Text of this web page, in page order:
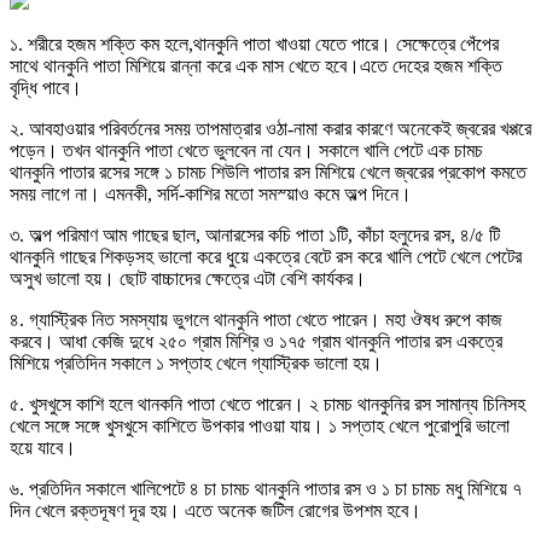
১. শরীরে হজম শক্তি কম হলে,থানকুনি পাতা খাওয়া যেতে পারে। সেক্ষেত্রে পেঁপের
সাথে থানকুনি পাতা মিশিয়ে রান্না করে এক মাস খেতে হবে।এতে দেহের হজম শক্তি
বৃদ্ধি পাবে।
২. আবহাওয়ার পরিবর্তনের সময় তাপমাত্রার ওঠা-নামা করার কারণে অনেকেই জ্বরের খপ্পরে
পড়েন। তখন থানকুনি পাতা খেতে ভুলবেন না যেন। সকালে খালি পেটে এক চামচ
থানকুনি পাতার রসের সঙ্গে ১ চামচ শিউলি পাতার রস মিশিয়ে খেলে জ্বরের প্রকোপ কমতে
সময় লাগে না। এমনকী, সর্দি-কাশির মতো সমস্য়াও কমে অল্প দিনে।
৩. অল্প পরিমাণ আম গাছের ছাল, আনারসের কচি পাতা ১টি, কাঁচা হলুদের রস, ৪/৫ টি
থানকুনি গাছের শিকড়সহ ভালো করে ধুয়ে একত্রে বেটে রস করে খালি পেটে খেলে পেটের
অসুখ ভালো হয়। ছোট বাচ্চাদের ক্ষেত্রে এটা বেশি কার্যকর।
৪. গ্যাস্ট্রিক নিত সমস্যায় ভুগলে থানকুনি পাতা খেতে পারেন। মহা ঔষধ রুপে কাজ
করবে। আধা কেজি দুধে ২৫০ গ্রাম মিশ্রি ও ১৭৫ গ্রাম থানকুনি পাতার রস একত্রে
মিশিয়ে প্রতিদিন সকালে ১ সপ্তাহ খেলে গ্যাস্ট্রিক ভালো হয়।
৫. খুসখুসে কাশি হলে থানকনি পাতা খেতে পারেন। ২ চামচ থানকুনির রস সামান্য চিনিসহ
খেলে সঙ্গে সঙ্গে খুসখুসে কাশিতে উপকার পাওয়া যায়। ১ সপ্তাহ খেলে পুরোপুরি ভালো
হয়ে যাবে।
৬. প্রতিদিন সকালে খালিপেটে ৪ চা চামচ থানকুনি পাতার রস ও ১ চা চামচ মধু মিশিয়ে ৭
দিন খেলে রক্তদূষণ দূর হয়। এতে অনেক জটিল রোগের উপশম হবে।